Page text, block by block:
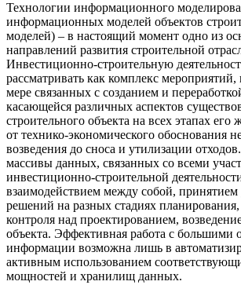
Технологии информационного
информационных моделей объектов
моделей) – в настоящий момент одно из
направлений развития строительной
Инвестиционно-строительную
рассматривать как комплекс
мере связанных с созданием и
касающейся различных аспектов
строительного объекта на всех этапах
от технико-экономического обоснования
возведения до сноса и утилизации
массивы данных, связанных со всеми
инвестиционно-строительной
взаимодействием между собой, принятием
решений на разных стадиях
контроля над проектированием,
объекта. Эффективная работа с большими
информации возможна лишь в
активным использованием
мощностей и хранилищ данных.